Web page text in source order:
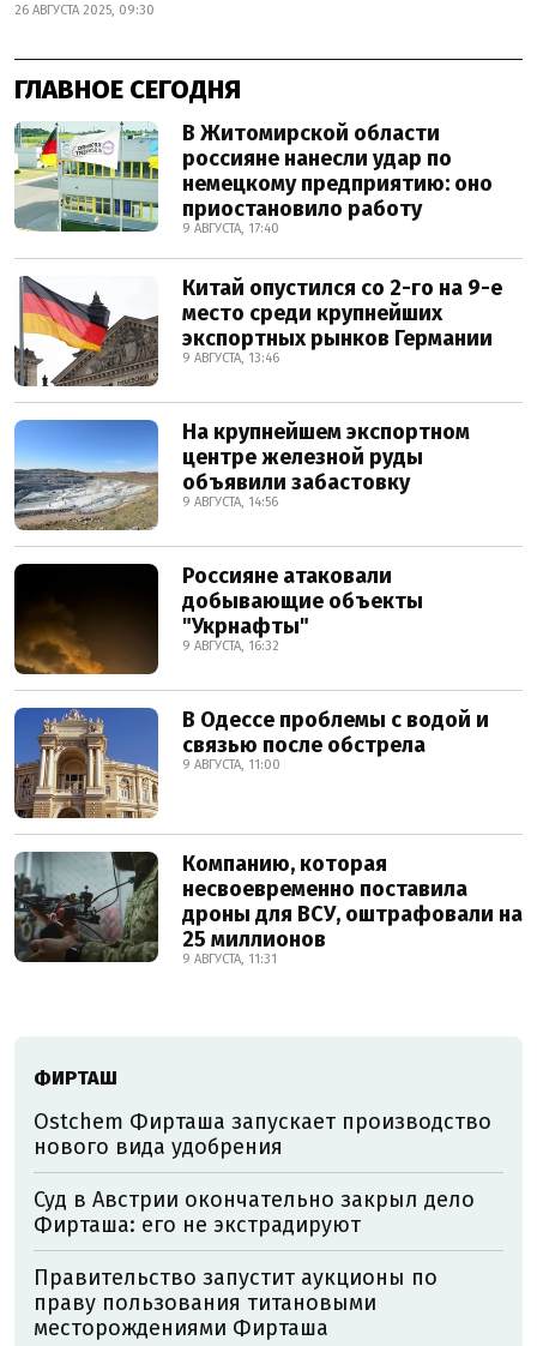
26 АВГУСТА 2025, 09:30
ГЛАВНОЕ СЕГОДНЯ
В Житомирской области
россияне нанесли удар по
немецкому предприятию: оно
приостановило работу
9 АВГУСТА, 17:40
Китай опустился со 2-го на 9-е
место среди крупнейших
экспортных рынков Германии
9 АВГУСТА, 13:46
На крупнейшем экспортном
центре железной руды
объявили забастовку
9 АВГУСТА, 14:56
Россияне атаковали
добывающие объекты
"Укрнафты"
9 АВГУСТА, 16:32
В Одессе проблемы с водой и
связью после обстрела
9 АВГУСТА, 11:00
Компанию, которая
несвоевременно поставила
дроны для ВСУ, оштрафовали на
25 миллионов
9 АВГУСТА, 11:31
ФИРТАШ
Ostchem Фирташа запускает производство
нового вида удобрения
Суд в Австрии окончательно закрыл дело
Фирташа: его не экстрадируют
Правительство запустит аукционы по
праву пользования титановыми
месторождениями Фирташа